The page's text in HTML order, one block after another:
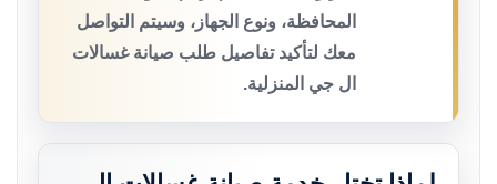
المحافظة، ونوع الجهاز، وسيتم التواصل
معك لتأكيد تفاصيل طلب صيانة غسالات
ال جي المنزلية.